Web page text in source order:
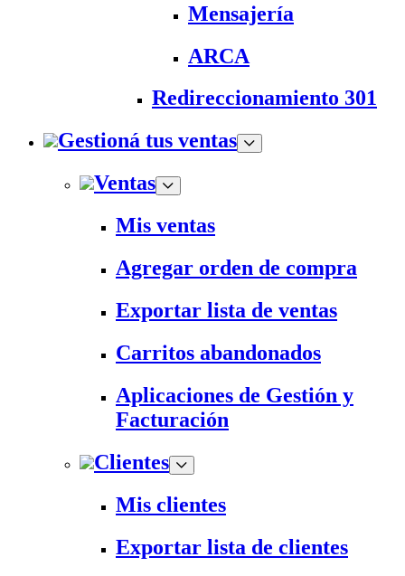
Mensajería
ARCA
Redireccionamiento 301
Gestioná tus ventas
Ventas
Mis ventas
Agregar orden de compra
Exportar lista de ventas
Carritos abandonados
Aplicaciones de Gestión y
Facturación
Clientes
Mis clientes
Exportar lista de clientes